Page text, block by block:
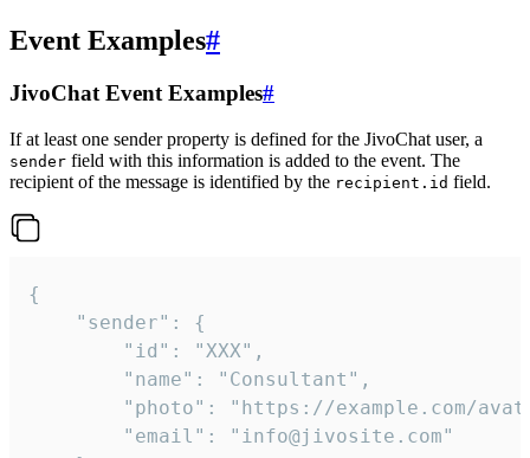
Event Examples#
JivoChat Event Examples#
If at least one sender property is defined for the JivoChat user, a
sender field with this information is added to the event. The
recipient of the message is identified by the recipient.id field.
{